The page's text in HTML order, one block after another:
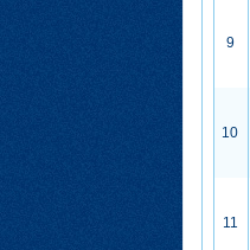
9
10
11